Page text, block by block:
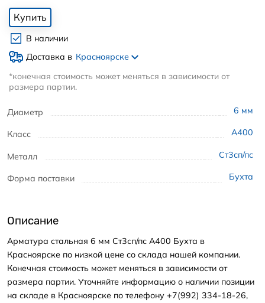
Диаметр 6 мм
Класс А400
Металл Ст3сп/пс
Форма поставки Бухта
Купить
В наличии
Доставка в Красноярске
*конечная стоимость может меняться в зависимости от
размера партии.
Описание
Арматура стальная 6 мм Ст3сп/пс А400 Бухта в
Красноярске по низкой цене со склада нашей компании.
Конечная стоимость может меняться в зависимости от
размера партии. Уточняйте информацию о наличии позиции
на складе в Красноярске по телефону +7(992) 334-18-26,